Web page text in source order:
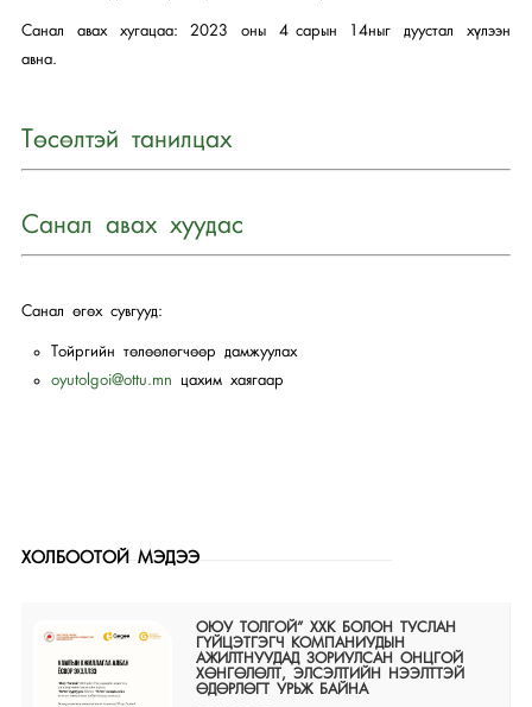
Санал авах хугацаа: 2023 оны 4 сарын 14ныг дуустал хүлээн
авна.
Төсөлтэй танилцах
Санал авах хуудас
Санал өгөх сувгууд:
Тойргийн төлөөлөгчөөр дамжуулах
oyutolgoi@ottu.mn цахим хаягаар
ХОЛБООТОЙ МЭДЭЭ
ОЮУ ТОЛГОЙ” ХХК БОЛОН ТУСЛАН
ГҮЙЦЭТГЭГЧ КОМПАНИУДЫН
АЖИЛТНУУДАД ЗОРИУЛСАН ОНЦГОЙ
ХӨНГӨЛӨЛТ, ЭЛСЭЛТИЙН НЭЭЛТТЭЙ
ӨДӨРЛӨГТ УРЬЖ БАЙНА